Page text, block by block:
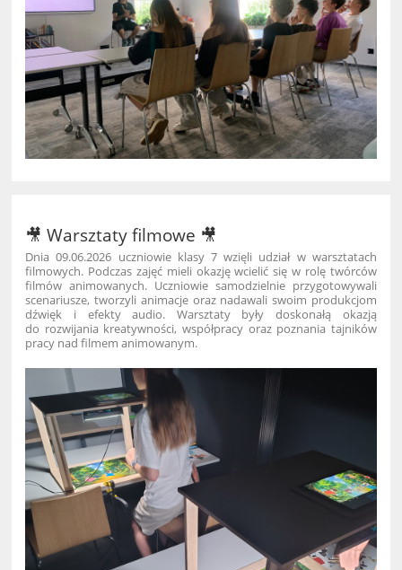
🎥 Warsztaty filmowe 🎥
Dnia 09.06.2026 uczniowie klasy 7 wzięli udział w warsztatach
filmowych. Podczas zajęć mieli okazję wcielić się w rolę twórców
filmów animowanych. Uczniowie samodzielnie przygotowywali
scenariusze, tworzyli animacje oraz nadawali swoim produkcjom
dźwięk i efekty audio. Warsztaty były doskonałą okazją
do rozwijania kreatywności, współpracy oraz poznania tajników
pracy nad filmem animowanym.